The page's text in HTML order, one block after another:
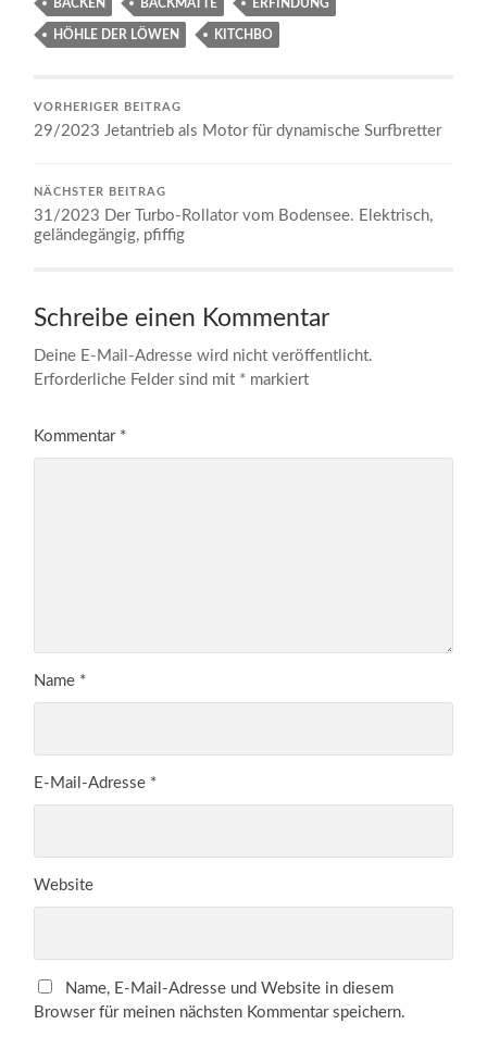
BACKEN BACKMATTE ERFINDUNG
HÖHLE DER LÖWEN KITCHBO
VORHERIGER BEITRAG
29/2023 Jetantrieb als Motor für dynamische Surfbretter
NÄCHSTER BEITRAG
31/2023 Der Turbo-Rollator vom Bodensee. Elektrisch,
geländegängig, pfiffig
Schreibe einen Kommentar
Deine E-Mail-Adresse wird nicht veröffentlicht.
Erforderliche Felder sind mit * markiert
Kommentar *
Name *
E-Mail-Adresse *
Website
Name, E-Mail-Adresse und Website in diesem
Browser für meinen nächsten Kommentar speichern.